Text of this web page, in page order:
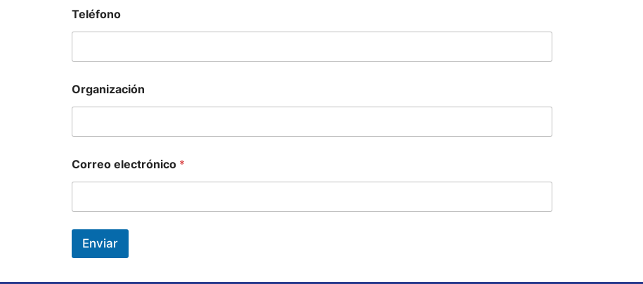
Teléfono
Organización
Correo electrónico *
Enviar